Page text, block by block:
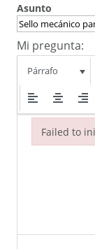
Asunto
Mi pregunta:
Párrafo
Failed to
Failed to